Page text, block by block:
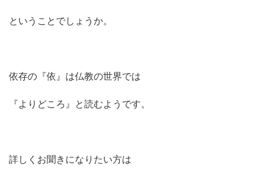
ということでしょうか。
依存の『依』は仏教の世界では
『よりどころ』と読むようです。
詳しくお聞きになりたい方は